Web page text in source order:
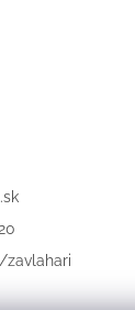
zavlahari